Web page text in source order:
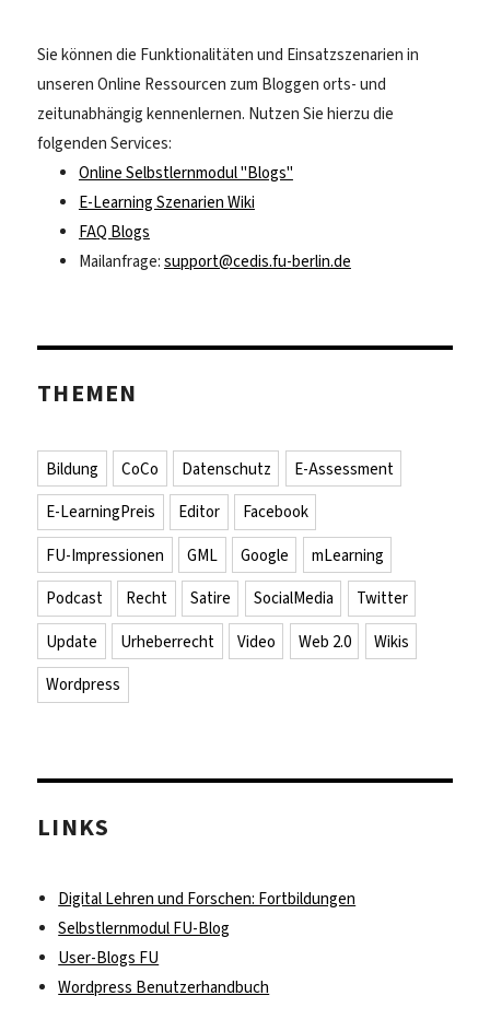
Sie können die Funktionalitäten und Einsatzszenarien in
unseren Online Ressourcen zum Bloggen orts- und
zeitunabhängig kennenlernen. Nutzen Sie hierzu die
folgenden Services:
Online Selbstlernmodul "Blogs"
E-Learning Szenarien Wiki
FAQ Blogs
Mailanfrage: support@cedis.fu-berlin.de
THEMEN
Bildung CoCo Datenschutz
E-Assessment
E-LearningPreis
Editor
Facebook
FU-Impressionen
GML Google
mLearning
Podcast
Recht Satire SocialMedia
Twitter
Update
Urheberrecht Video Web 2.0
Wikis
Wordpress
LINKS
Digital Lehren und Forschen: Fortbildungen
Selbstlernmodul FU-Blog
User-Blogs FU
Wordpress Benutzerhandbuch